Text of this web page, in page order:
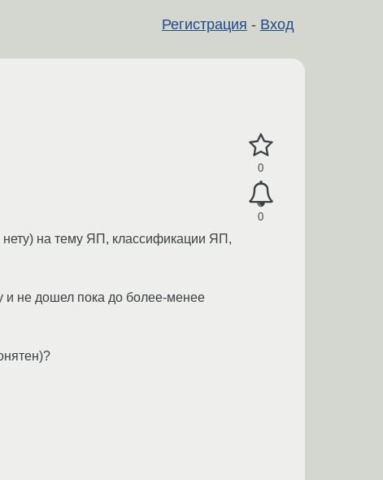
Регистрация - Вход
0
0
нету) на тему ЯП, классификации ЯП,
и не дошел пока до более-менее